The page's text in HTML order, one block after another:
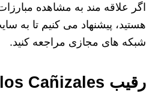
اگر علاقه مند به مشاهده
هستید، پیشنهاد می کنیم تا به
شبکه‌ های مجازی مراجعه کنید.
رقیب Carlos Cañizales کیست؟